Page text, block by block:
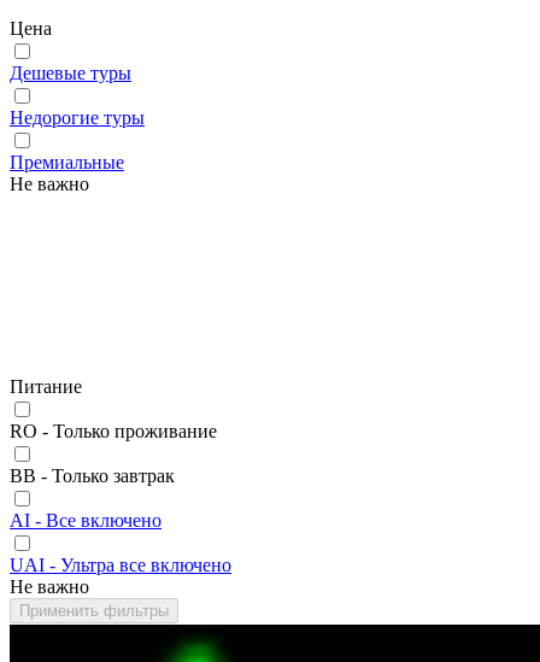
Цена
Дешевые туры
Недорогие туры
Премиальные
Не важно
Питание
RO - Только проживание
BB - Только завтрак
AI - Все включено
UAI - Ультра все включено
Не важно
Применить фильтры